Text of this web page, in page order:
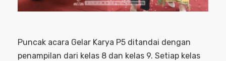
Puncak acara Gelar Karya P5 ditandai dengan
penampilan dari kelas 8 dan kelas 9. Setiap kelas